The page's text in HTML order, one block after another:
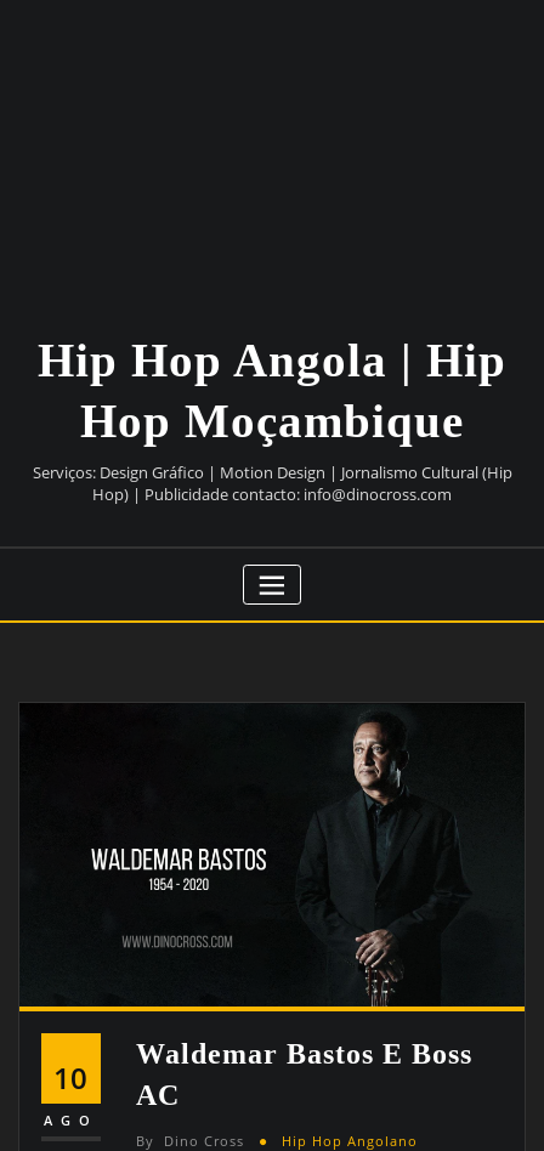
Hip Hop Angola | Hip
Hop Moçambique
Serviços: Design Gráfico | Motion Design | Jornalismo Cultural (Hip
Hop) | Publicidade contacto: info@dinocross.com
10
AGO
Waldemar Bastos E Boss
AC
By Dino Cross Hip Hop Angolano